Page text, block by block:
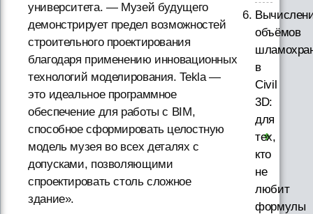
университета. — Музей будущего
демонстрирует предел возможностей
строительного проектирования
благодаря применению инновационных
технологий моделирования. Tekla —
это идеальное программное
обеспечение для работы с BIM,
способное сформировать целостную
модель музея во всех деталях с
допусками, позволяющими
спроектировать столь сложное
здание».
объёмов
в
Civil
3D:
для
тех,
кто
не
любит
формулы